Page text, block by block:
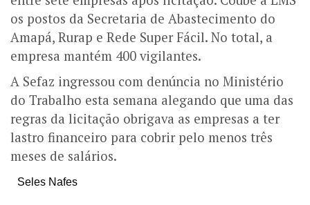
os postos da Secretaria de Abastecimento do
Amapá, Rurap e Rede Super Fácil. No total, a
empresa mantém 400 vigilantes.
A Sefaz ingressou com denúncia no Ministério
do Trabalho esta semana alegando que uma das
regras da licitação obrigava as empresas a ter
lastro financeiro para cobrir pelo menos três
meses de salários.
Seles Nafes